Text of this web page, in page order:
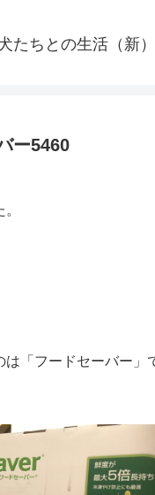
たちとの生活（新）
ー5460
は「フードセーバー」